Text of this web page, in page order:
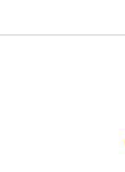
Hospital